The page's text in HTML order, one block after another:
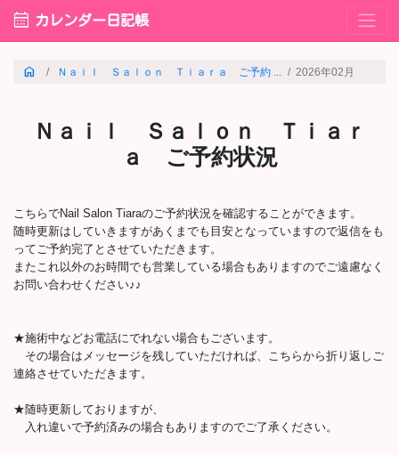
calendar_month カレンダー日記帳
home Ｎａｉｌ Ｓａｌｏｎ Ｔｉａｒａ ご予約 ... 2026年02月
Ｎａｉｌ Ｓａｌｏｎ Ｔｉａｒ
ａ ご予約状況
こちらでNail Salon Tiaraのご予約状況を確認することができます。
随時更新はしていきますがあくまでも目安となっていますので返信をも
ってご予約完了とさせていただきます。
またこれ以外のお時間でも営業している場合もありますのでご遠慮なく
お問い合わせください♪♪
★施術中などお電話にでれない場合もございます。
その場合はメッセージを残していただければ、こちらから折り返しご
連絡させていただきます。
★随時更新しておりますが、
入れ違いで予約済みの場合もありますのでご了承ください。